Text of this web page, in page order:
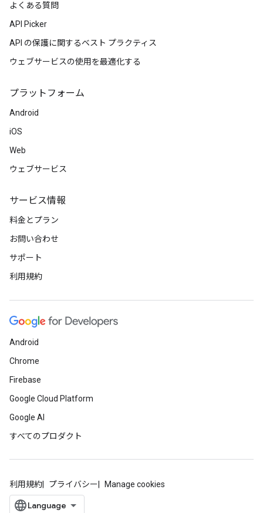
よくある質問
API Picker
API の保護に関するベスト プラクティス
ウェブサービスの使用を最適化する
プラットフォーム
Android
iOS
Web
ウェブサービス
サービス情報
料金とプラン
お問い合わせ
サポート
利用規約
Android
Chrome
Firebase
Google Cloud Platform
Google AI
すべてのプロダクト
利用規約 プライバシー Manage cookies